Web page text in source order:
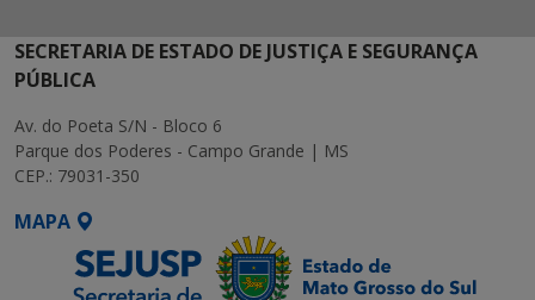
SECRETARIA DE ESTADO DE JUSTIÇA E SEGURANÇA
PÚBLICA
Av. do Poeta S/N - Bloco 6
Parque dos Poderes - Campo Grande | MS
CEP.: 79031-350
MAPA